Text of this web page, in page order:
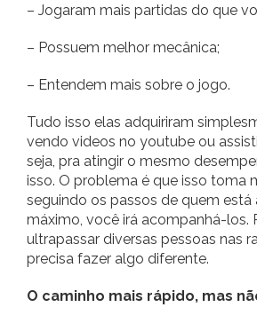
– Jogaram mais partidas do que
– Possuem melhor mecânica;
– Entendem mais sobre o jogo.
Tudo isso elas adquiriram
vendo videos no youtube ou
seja, pra atingir o mesmo
isso. O problema é que isso toma
seguindo os passos de quem está
máximo, você irá acompanhá-los.
ultrapassar diversas pessoas nas
precisa fazer algo diferente.
O caminho mais rápido, mas